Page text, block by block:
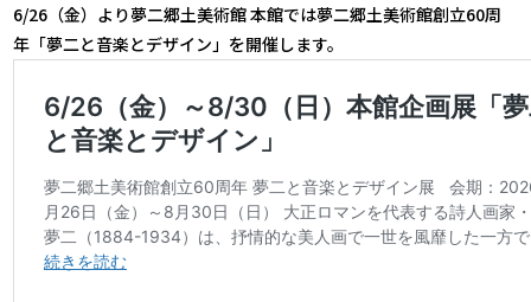
6/26（金）より夢二郷土美術館 本館では夢二郷土美術館創立60周
年「夢二と音楽とデザイン」を開催します。